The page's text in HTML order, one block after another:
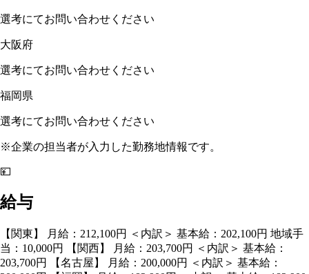
選考にてお問い合わせください
大阪府
選考にてお問い合わせください
福岡県
選考にてお問い合わせください
※企業の担当者が入力した勤務地情報です。
💴
給与
【関東】 月給：212,100円 ＜内訳＞ 基本給：202,100円 地域手
当：10,000円 【関西】 月給：203,700円 ＜内訳＞ 基本給：
203,700円 【名古屋】 月給：200,000円 ＜内訳＞ 基本給：